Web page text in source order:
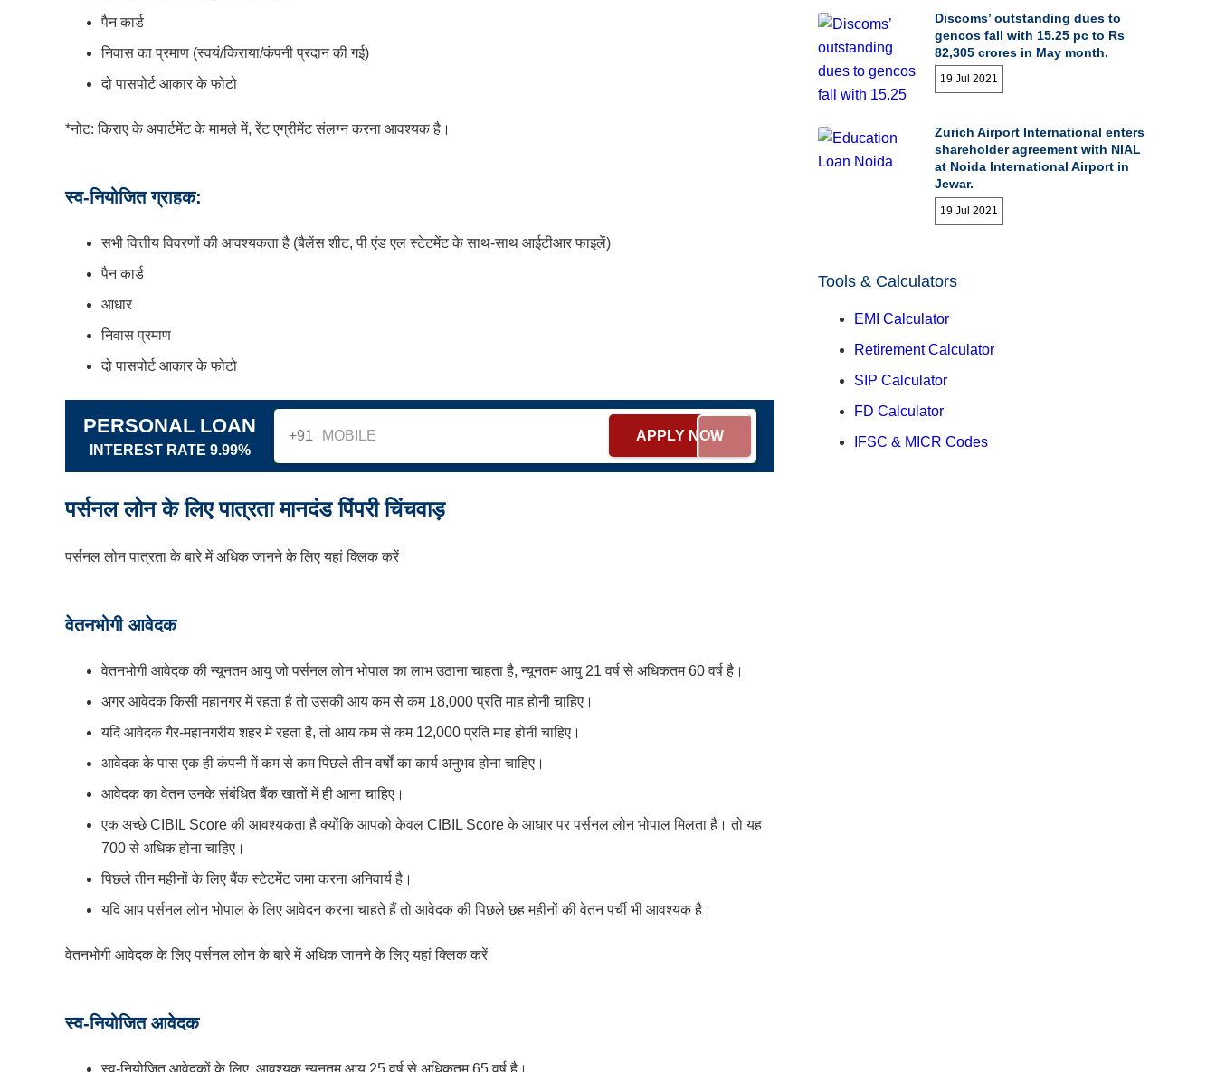
पैन कार्ड
निवास का प्रमाण (स्वयं/किराया/कंपनी प्रदान की गई)
दो पासपोर्ट आकार के फोटो
*नोट: किराए के अपार्टमेंट के मामले में, रेंट एग्रीमेंट संलग्न करना आवश्यक है।
स्व-नियोजित ग्राहक:
सभी वित्तीय विवरणों की आवश्यकता है (बैलेंस शीट, पी एंड एल स्टेटमेंट के साथ-साथ आईटीआर फाइलें)
पैन कार्ड
आधार
निवास प्रमाण
दो पासपोर्ट आकार के फोटो
PERSONAL LOAN
INTEREST RATE 9.99%
+91 APPLY NOW
पर्सनल लोन के लिए पात्रता मानदंड पिंपरी चिंचवाड़
पर्सनल लोन पात्रता के बारे में अधिक जानने के लिए यहां क्लिक करें
वेतनभोगी आवेदक
वेतनभोगी आवेदक की न्यूनतम आयु जो पर्सनल लोन भोपाल का लाभ उठाना चाहता है, न्यूनतम आयु 21 वर्ष से अधिकतम 60 वर्ष है।
अगर आवेदक किसी महानगर में रहता है तो उसकी आय कम से कम 18,000 प्रति माह होनी चाहिए।
यदि आवेदक गैर-महानगरीय शहर में रहता है, तो आय कम से कम 12,000 प्रति माह होनी चाहिए।
आवेदक के पास एक ही कंपनी में कम से कम पिछले तीन वर्षों का कार्य अनुभव होना चाहिए।
आवेदक का वेतन उनके संबंधित बैंक खातों में ही आना चाहिए।
एक अच्छे CIBIL Score की आवश्यकता है क्योंकि आपको केवल CIBIL Score के आधार पर पर्सनल लोन भोपाल मिलता है। तो यह
700 से अधिक होना चाहिए।
पिछले तीन महीनों के लिए बैंक स्टेटमेंट जमा करना अनिवार्य है।
यदि आप पर्सनल लोन भोपाल के लिए आवेदन करना चाहते हैं तो आवेदक की पिछले छह महीनों की वेतन पर्ची भी आवश्यक है।
वेतनभोगी आवेदक के लिए पर्सनल लोन के बारे में अधिक जानने के लिए यहां क्लिक करें
स्व-नियोजित आवेदक
स्व-नियोजित आवेदकों के लिए, आवश्यक न्यूनतम आयु 25 वर्ष से अधिकतम 65 वर्ष है।
Discoms’ outstanding dues to
gencos fall with 15.25 pc to Rs
82,305 crores in May month.
19 Jul 2021
Zurich Airport International enters
shareholder agreement with NIAL
at Noida International Airport in
Jewar.
19 Jul 2021
Tools & Calculators
EMI Calculator
Retirement Calculator
SIP Calculator
FD Calculator
IFSC & MICR Codes